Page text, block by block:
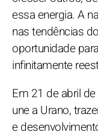
essa energia. A
nas tendências
oportunidade
infinitamente
Em 21 de abril
une a Urano,
e